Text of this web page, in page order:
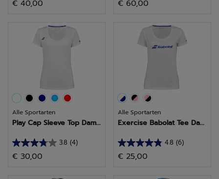
von
Sternen.
€ 40,00
von
Sternen.
€ 60,00
Alle Sportarten
Play Cap Sleeve Top Dam...
3.8 (4)
3.8
von
€ 30,00
Alle Sportarten
Exercise Babolat Tee Da...
4.8 (6)
4.8
von
€ 25,00